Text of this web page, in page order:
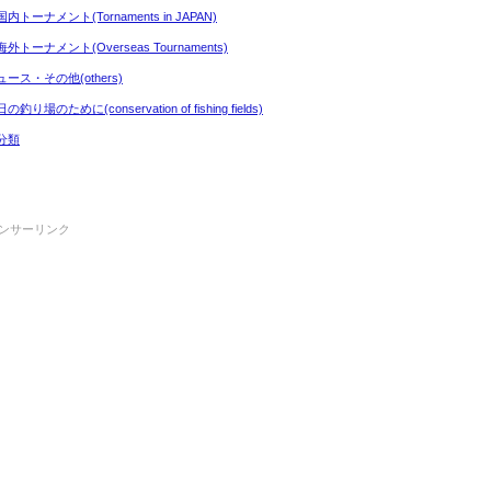
内トーナメント(Tornaments in JAPAN)
外トーナメント(Overseas Tournaments)
ース・その他(others)
の釣り場のために(conservation of fishing fields)
類
サーリンク